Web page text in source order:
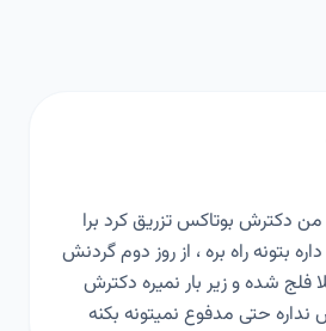
پسر ۳ساله من دکترش بوتاکس تزریق کرد برا
بتونه راه بره ، از روز دوم گردنش
فلج شده و زیر بار نمیره دکترش
نداره حتی مدفوع نمیتونه بکنه